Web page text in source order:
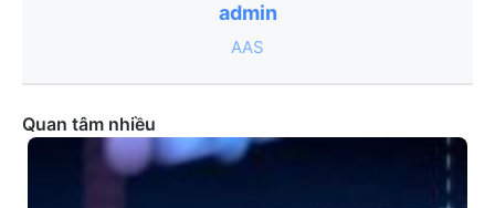
admin
AAS
Quan tâm nhiều